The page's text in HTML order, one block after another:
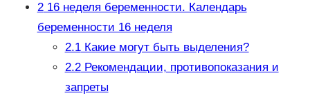
216 неделя беременности. Календарь
беременности 16 неделя
2.1Какие могут быть выделения?
2.2Рекомендации, противопоказания и
запреты